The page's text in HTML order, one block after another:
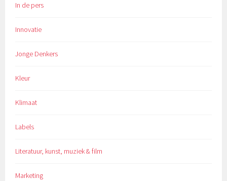
In de pers
Innovatie
Jonge Denkers
Kleur
Klimaat
Labels
Literatuur, kunst, muziek & film
Marketing